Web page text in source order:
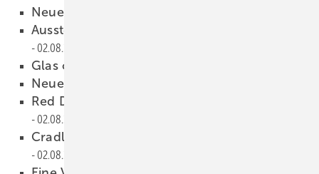
Neue Partner bei Smart Glass
Aussteller können sich jetzt anmelden
02.08.2023
Glas ohne Erdgas herg estellt
Neue Stopray-Coatings
Red Dot Award für Modular Rooflights
02.08.2023
Cradle-to-Cradle-bei EU Gläsern erneuert
02.08.2023